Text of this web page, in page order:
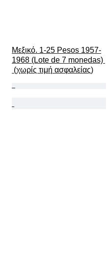
Μεξικό. 1-25 Pesos 1957-
1968 (Lote de 7 monedas)
(χωρίς τιμή ασφαλείας)